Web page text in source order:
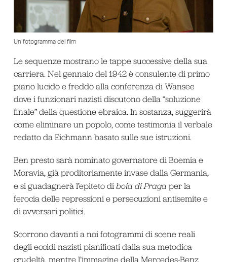
Un fotogramma del film
Le sequenze mostrano le tappe successive della sua
carriera. Nel gennaio del 1942 è consulente di primo
piano lucido e freddo alla conferenza di Wansee
dove i funzionari nazisti discutono della “soluzione
finale” della questione ebraica. In sostanza, suggerirà
come eliminare un popolo, come testimonia il verbale
redatto da Eichmann basato sulle sue istruzioni.
Ben presto sarà nominato governatore di Boemia e
Moravia, già proditoriamente invase dalla Germania,
e si guadagnerà l’epiteto di boia di Praga per la
ferocia delle repressioni e persecuzioni antisemite e
di avversari politici.
Scorrono davanti a noi fotogrammi di scene reali
degli eccidi nazisti pianificati dalla sua metodica
crudeltà, mentre l’immagine della Mercedes-Benz